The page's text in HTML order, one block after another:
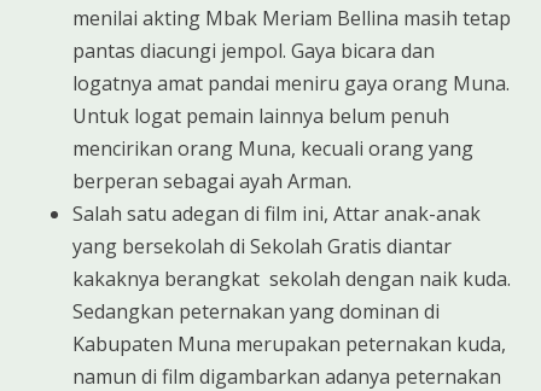
menilai akting Mbak Meriam Bellina masih tetap
pantas diacungi jempol. Gaya bicara dan
logatnya amat pandai meniru gaya orang Muna.
Untuk logat pemain lainnya belum penuh
mencirikan orang Muna, kecuali orang yang
berperan sebagai ayah Arman.
Salah satu adegan di film ini, Attar anak-anak
yang bersekolah di Sekolah Gratis diantar
kakaknya berangkat sekolah dengan naik kuda.
Sedangkan peternakan yang dominan di
Kabupaten Muna merupakan peternakan kuda,
namun di film digambarkan adanya peternakan